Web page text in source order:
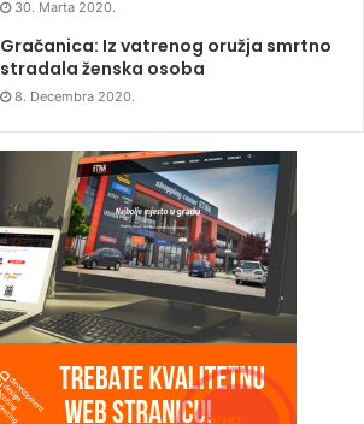
30. Marta 2020.
Gračanica: Iz vatrenog oružja smrtno
stradala ženska osoba
8. Decembra 2020.